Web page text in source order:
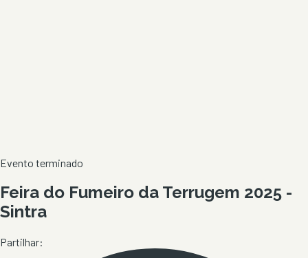
Evento terminado
Feira do Fumeiro da Terrugem 2025 -
Sintra
Partilhar: